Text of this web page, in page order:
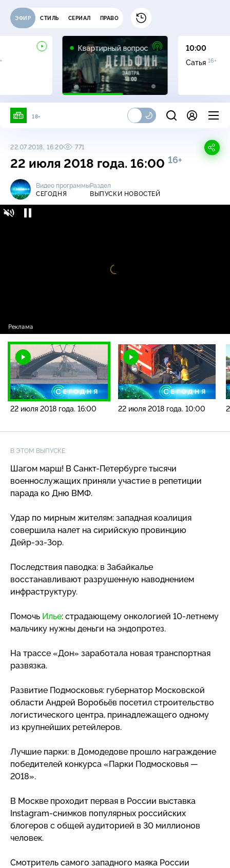
ЭФИР СТИЛЬ СЕРИАЛ ПРАВО
Квартирный вопрос
0+
10:00
Сатья 16+
18+
22.07.2018, 16:20 771
22 июля 2018 года. 16:00 16+
Видео программы
СЕГОДНЯ
Раздел
ВЫПУСКИ НОВОСТЕЙ
Видео
проигрыватель
22 июля 2018 года. 16:00 22 июля 2018 года. 10:00
В ЭТОМ ВЫПУСКЕ:
Шагом марш! В Санкт-Петербурге тысячи
военнослужащих приняли участие в репетиции
парада ко Дню ВМФ.
Удар по мирным жителям: западная коалиция
совершила налет на сирийскую провинцию
Дейр-эз-Зор.
Последствия паводка: в Забайкалье
восстанавливают разрушенную наводнением
инфраструктуру.
Помочь Илье: страдающему онкологией 10-летнему
мальчику нужны деньги на эндопротез.
На трассе «Дон» заработала новая транспортная
развязка.
Развитие Подмосковья: губернатор Московской
области Андрей Воробьёв посетил строительство
логистического центра, принадлежащего одному
из крупнейших ретейлеров.
Лучшие парки: в Домодедове прошло награждение
победителей конкурса «Парки Подмосковья —
2018».
В Москве проходит первая в России выставка
Instagram-снимков популярных российских
блогеров с общей аудиторией в 30 миллионов
человек.
Смотритель самого западного маяка России